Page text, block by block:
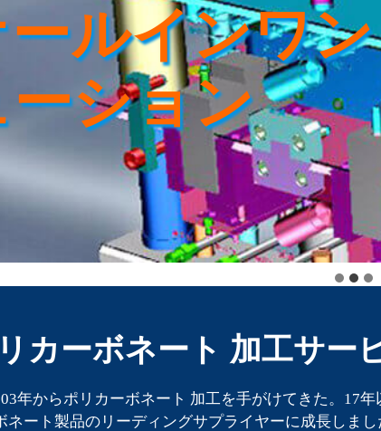
ルインワン
ション
カーボネート 加工サー
年からポリカーボネート 加工を手がけてきた。17
ネート製品のリーディングサプライヤーに成長しま